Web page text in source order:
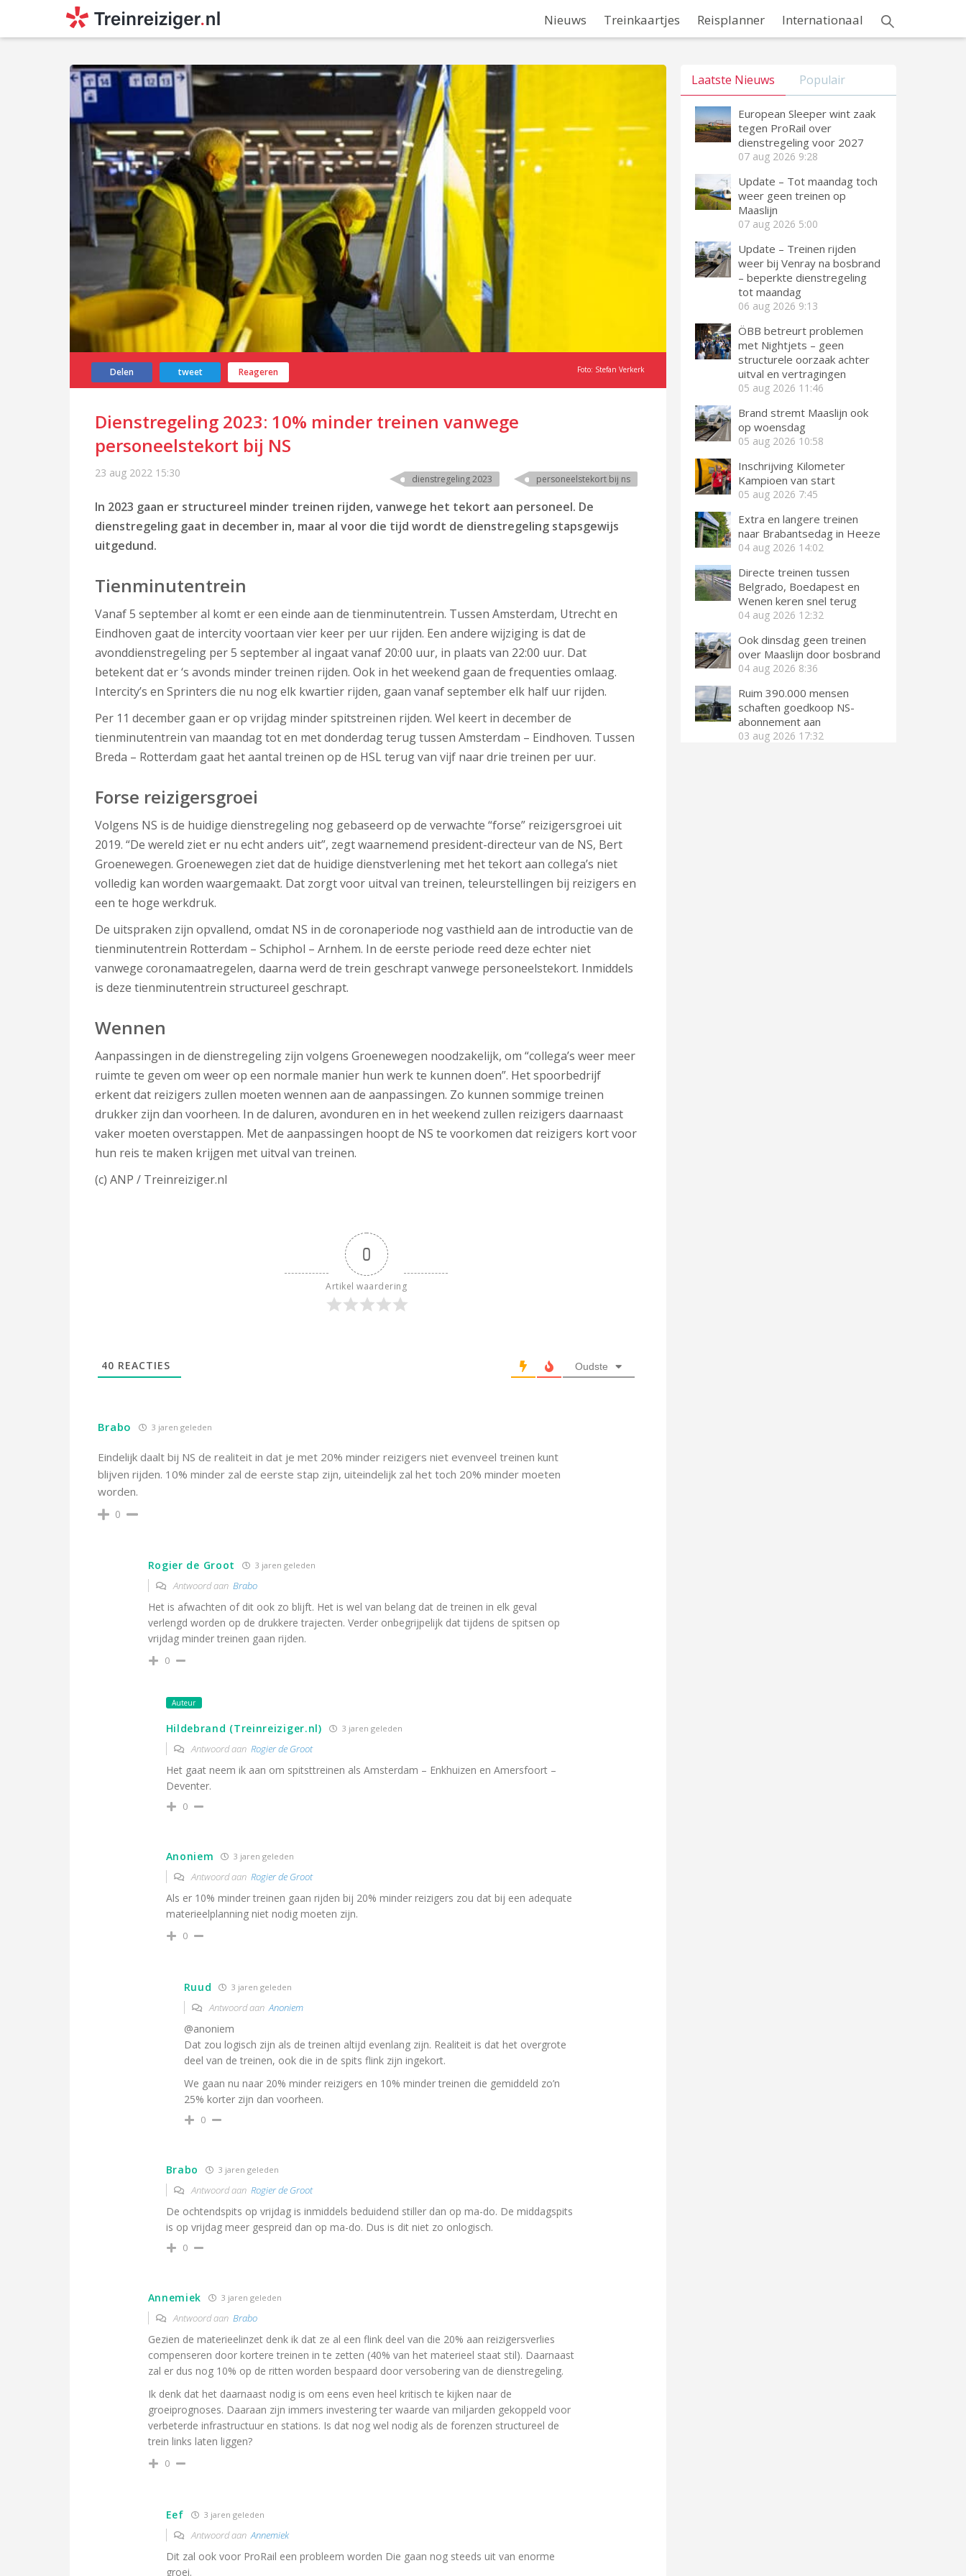
Nieuws Treinkaartjes Reisplanner Internationaal
Delen tweet Reageren Foto: Stefan Verkerk
Dienstregeling 2023: 10% minder treinen vanwege
personeelstekort bij NS
23 aug 2022 15:30 dienstregeling 2023 personeelstekort bij ns
In 2023 gaan er structureel minder treinen rijden, vanwege het tekort aan personeel. De
dienstregeling gaat in december in, maar al voor die tijd wordt de dienstregeling stapsgewijs
uitgedund.
Tienminutentrein
Vanaf 5 september al komt er een einde aan de tienminutentrein. Tussen Amsterdam, Utrecht en
Eindhoven gaat de intercity voortaan vier keer per uur rijden. Een andere wijziging is dat de
avonddienstregeling per 5 september al ingaat vanaf 20:00 uur, in plaats van 22:00 uur. Dat
betekent dat er ‘s avonds minder treinen rijden. Ook in het weekend gaan de frequenties omlaag.
Intercity’s en Sprinters die nu nog elk kwartier rijden, gaan vanaf september elk half uur rijden.
Per 11 december gaan er op vrijdag minder spitstreinen rijden. Wel keert in december de
tienminutentrein van maandag tot en met donderdag terug tussen Amsterdam – Eindhoven. Tussen
Breda – Rotterdam gaat het aantal treinen op de HSL terug van vijf naar drie treinen per uur.
Forse reizigersgroei
Volgens NS is de huidige dienstregeling nog gebaseerd op de verwachte “forse” reizigersgroei uit
2019. “De wereld ziet er nu echt anders uit”, zegt waarnemend president-directeur van de NS, Bert
Groenewegen. Groenewegen ziet dat de huidige dienstverlening met het tekort aan collega’s niet
volledig kan worden waargemaakt. Dat zorgt voor uitval van treinen, teleurstellingen bij reizigers en
een te hoge werkdruk.
De uitspraken zijn opvallend, omdat NS in de coronaperiode nog vasthield aan de introductie van de
tienminutentrein Rotterdam – Schiphol – Arnhem. In de eerste periode reed deze echter niet
vanwege coronamaatregelen, daarna werd de trein geschrapt vanwege personeelstekort. Inmiddels
is deze tienminutentrein structureel geschrapt.
Wennen
Aanpassingen in de dienstregeling zijn volgens Groenewegen noodzakelijk, om “collega’s weer meer
ruimte te geven om weer op een normale manier hun werk te kunnen doen”. Het spoorbedrijf
erkent dat reizigers zullen moeten wennen aan de aanpassingen. Zo kunnen sommige treinen
drukker zijn dan voorheen. In de daluren, avonduren en in het weekend zullen reizigers daarnaast
vaker moeten overstappen. Met de aanpassingen hoopt de NS te voorkomen dat reizigers kort voor
hun reis te maken krijgen met uitval van treinen.
(c) ANP / Treinreiziger.nl
0
Artikel waardering
40 REACTIES Oudste
Brabo 3 jaren geleden
Eindelijk daalt bij NS de realiteit in dat je met 20% minder reizigers niet evenveel treinen kunt
blijven rijden. 10% minder zal de eerste stap zijn, uiteindelijk zal het toch 20% minder moeten
worden.
0
Rogier de Groot 3 jaren geleden
Antwoord aan Brabo
Het is afwachten of dit ook zo blijft. Het is wel van belang dat de treinen in elk geval
verlengd worden op de drukkere trajecten. Verder onbegrijpelijk dat tijdens de spitsen op
vrijdag minder treinen gaan rijden.
0
Auteur
Hildebrand (Treinreiziger.nl) 3 jaren geleden
Antwoord aan Rogier de Groot
Het gaat neem ik aan om spitsttreinen als Amsterdam – Enkhuizen en Amersfoort –
Deventer.
0
Anoniem 3 jaren geleden
Antwoord aan Rogier de Groot
Als er 10% minder treinen gaan rijden bij 20% minder reizigers zou dat bij een adequate
materieelplanning niet nodig moeten zijn.
0
Ruud 3 jaren geleden
Antwoord aanAnoniem
@anoniem
Dat zou logisch zijn als de treinen altijd evenlang zijn. Realiteit is dat het overgrote
deel van de treinen, ook die in de spits flink zijn ingekort.
We gaan nu naar 20% minder reizigers en 10% minder treinen die gemiddeld zo’n
25% korter zijn dan voorheen.
0
Brabo 3 jaren geleden
Antwoord aan Rogier de Groot
De ochtendspits op vrijdag is inmiddels beduidend stiller dan op ma-do. De middagspits
is op vrijdag meer gespreid dan op ma-do. Dus is dit niet zo onlogisch.
0
Annemiek 3 jaren geleden
Antwoord aan Brabo
Gezien de materieelinzet denk ik dat ze al een flink deel van die 20% aan reizigersverlies
compenseren door kortere treinen in te zetten (40% van het materieel staat stil). Daarnaast
zal er dus nog 10% op de ritten worden bespaard door versobering van de dienstregeling.
Ik denk dat het daarnaast nodig is om eens even heel kritisch te kijken naar de
groeiprognoses. Daaraan zijn immers investering ter waarde van miljarden gekoppeld voor
verbeterde infrastructuur en stations. Is dat nog wel nodig als de forenzen structureel de
trein links laten liggen?
0
Eef 3 jaren geleden
Antwoord aanAnnemiek
Dit zal ook voor ProRail een probleem worden Die gaan nog steeds uit van enorme
groei.
Laatste Nieuws Populair
European Sleeper wint zaak
tegen ProRail over
dienstregeling voor 2027
07 aug 2026 9:28
Update – Tot maandag toch
weer geen treinen op
Maaslijn
07 aug 2026 5:00
Update – Treinen rijden
weer bij Venray na bosbrand
– beperkte dienstregeling
tot maandag
06 aug 2026 9:13
ÖBB betreurt problemen
met Nightjets – geen
structurele oorzaak achter
uitval en vertragingen
05 aug 2026 11:46
Brand stremt Maaslijn ook
op woensdag
05 aug 2026 10:58
Inschrijving Kilometer
Kampioen van start
05 aug 2026 7:45
Extra en langere treinen
naar Brabantsedag in Heeze
04 aug 2026 14:02
Directe treinen tussen
Belgrado, Boedapest en
Wenen keren snel terug
04 aug 2026 12:32
Ook dinsdag geen treinen
over Maaslijn door bosbrand
04 aug 2026 8:36
Ruim 390.000 mensen
schaften goedkoop NS-
abonnement aan
03 aug 2026 17:32